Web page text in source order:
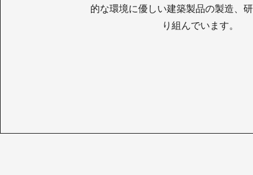
的な環境に優しい建築製品の製造、
り組んでいます。